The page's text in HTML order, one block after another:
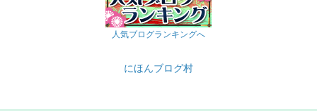
人気ブログランキングへ
にほんブログ村